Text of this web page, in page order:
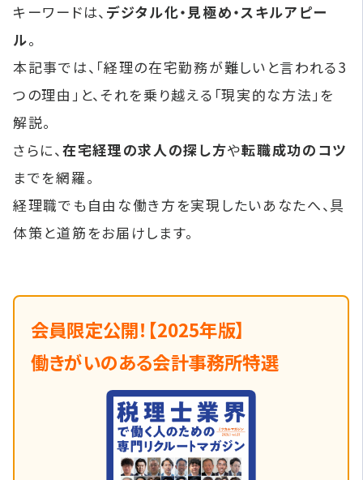
キーワードは、 デジタル化・見極め・スキルアピー
ル。
本記事では、「経理の在宅勤務が難しいと言われる3
つの理由」と、それを乗り越える「現実的な方法」を
解説。
さらに、 在宅経理の求人の探し方や転職成功のコツ
までを網羅。
経理職でも自由な働き方を実現したいあなたへ、具
体策と道筋をお届けします。
会員限定公開！【2025年版】
働きがいのある会計事務所特選